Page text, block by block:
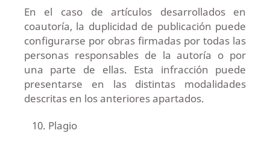
En el caso de artículos desarrollados en
coautoría, la duplicidad de publicación puede
configurarse por obras firmadas por todas las
personas responsables de la autoría o por
una parte de ellas. Esta infracción puede
presentarse en las distintas modalidades
descritas en los anteriores apartados.
Plagio